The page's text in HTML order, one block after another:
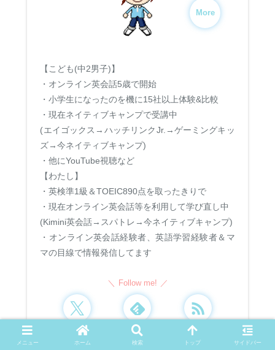
More
【こども(中2男子)】
・オンライン英会話5歳で開始
・小学生になったのを機に15社以上体験&比較
・現在ネイティブキャンプで受講中
(エイゴックス→ハッチリンクJr.→ゲーミングキッ
ズ→今ネイティブキャンプ)
・他にYouTube視聴など
【わたし】
・英検準1級＆TOEIC890点を取ったきりで
・現在オンライン英会話等を利用して学び直し中
(Kimini英会話→スパトレ→今ネイティブキャンプ)
・オンライン英会話経験者、英語学習経験者＆マ
マの目線で情報発信してます
Follow me!
メニュー ホーム 検索 トップ サイドバー